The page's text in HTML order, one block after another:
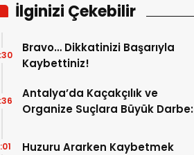
İlginizi Çekebilir
Bravo… Dikkatinizi Başarıyla
Kaybettiniz!
Antalya’da Kaçakçılık ve
Organize Suçlara Büyük Darbe:
Açıklandı!
Huzuru Ararken Kaybetmek